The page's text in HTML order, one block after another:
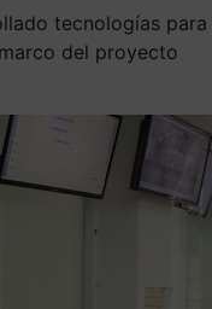
tecnologías para
del proyecto